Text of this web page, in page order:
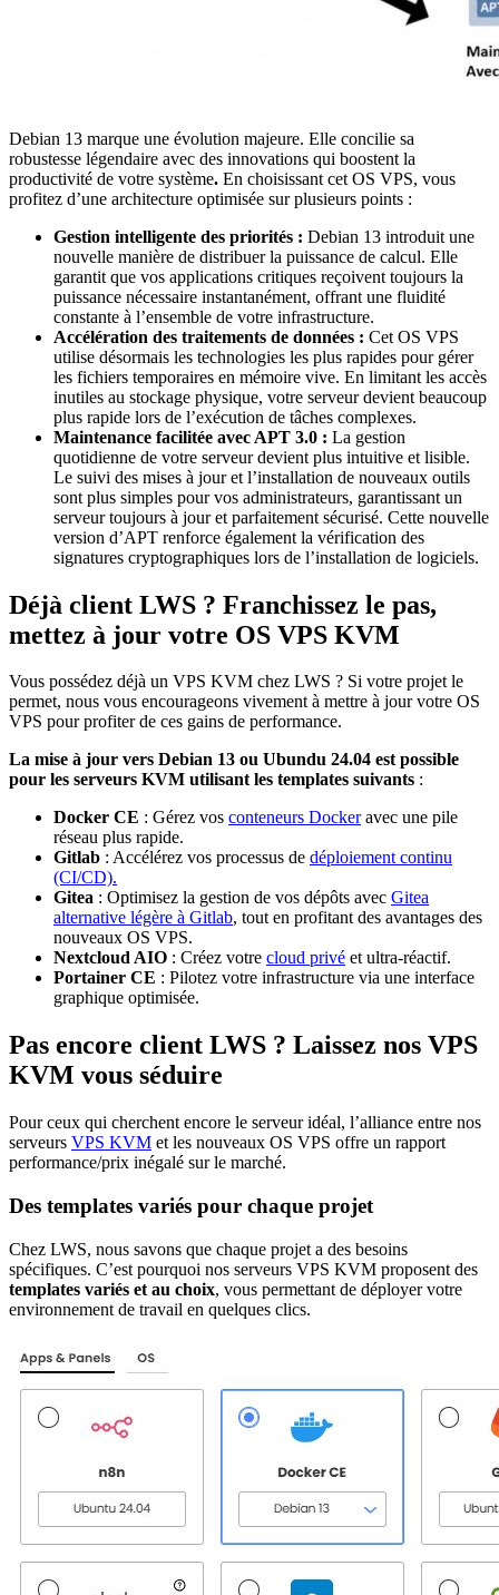
Debian 13 marque une évolution majeure. Elle concilie sa
robustesse légendaire avec des innovations qui boostent la
productivité de votre système. En choisissant cet OS VPS, vous
profitez d’une architecture optimisée sur plusieurs points :
Gestion intelligente des priorités : Debian 13 introduit une
nouvelle manière de distribuer la puissance de calcul. Elle
garantit que vos applications critiques reçoivent toujours la
puissance nécessaire instantanément, offrant une fluidité
constante à l’ensemble de votre infrastructure.
Accélération des traitements de données : Cet OS VPS
utilise désormais les technologies les plus rapides pour gérer
les fichiers temporaires en mémoire vive. En limitant les accès
inutiles au stockage physique, votre serveur devient beaucoup
plus rapide lors de l’exécution de tâches complexes.
Maintenance facilitée avec APT 3.0 : La gestion
quotidienne de votre serveur devient plus intuitive et lisible.
Le suivi des mises à jour et l’installation de nouveaux outils
sont plus simples pour vos administrateurs, garantissant un
serveur toujours à jour et parfaitement sécurisé. Cette nouvelle
version d’APT renforce également la vérification des
signatures cryptographiques lors de l’installation de logiciels.
Déjà client LWS ? Franchissez le pas,
mettez à jour votre OS VPS KVM
Vous possédez déjà un VPS KVM chez LWS ? Si votre projet le
permet, nous vous encourageons vivement à mettre à jour votre OS
VPS pour profiter de ces gains de performance.
La mise à jour vers Debian 13 ou Ubundu 24.04 est possible
pour les serveurs KVM utilisant les templates suivants :
Docker CE : Gérez vos conteneurs Dockeravec une pile
réseau plus rapide.
Gitlab : Accélérez vos processus de déploiement continu
(CI/CD).
Gitea : Optimisez la gestion de vos dépôts avec Gitea
alternative légère à Gitlab, tout en profitant des avantages des
nouveaux OS VPS.
Nextcloud AIO : Créez votre cloud privé et ultra-réactif.
Portainer CE : Pilotez votre infrastructure via une interface
graphique optimisée.
Pas encore client LWS ? Laissez nos VPS
KVM vous séduire
Pour ceux qui cherchent encore le serveur idéal, l’alliance entre nos
serveurs VPS KVM et les nouveaux OS VPS offre un rapport
performance/prix inégalé sur le marché.
Des templates variés pour chaque projet
Chez LWS, nous savons que chaque projet a des besoins
spécifiques. C’est pourquoi nos serveurs VPS KVM proposent des
templates variés et au choix, vous permettant de déployer votre
environnement de travail en quelques clics.